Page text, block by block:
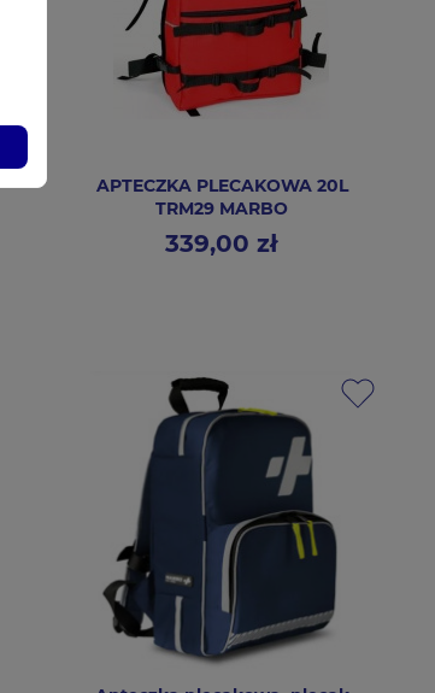
APTECZKA PLECAKOWA 20L
TRM29 MARBO
Cena
339,00 zł